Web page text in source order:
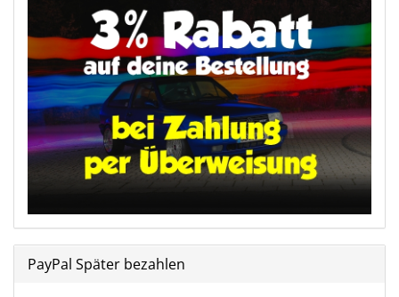
PayPal Später bezahlen